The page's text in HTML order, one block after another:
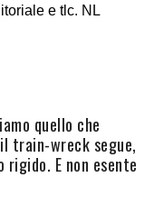
e tlc. NL
quello che
train-wreck segue,
rigido. E non esente